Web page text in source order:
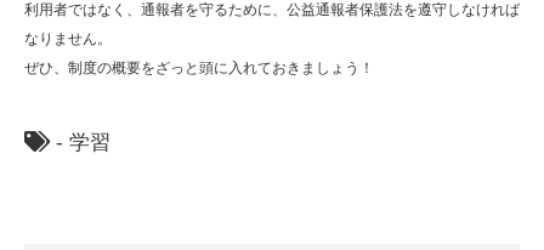
利用者ではなく、通報者を守るために、公益通報者保護法を遵守しなければ
なりません。
ぜひ、制度の概要をざっと頭に入れておきましょう！
- 学習